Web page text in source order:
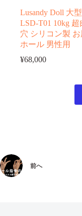
Lusandy Doll 大
LSD-T01 10kg 超
穴 シリコン製
ホール 男性用
¥68,000
前へ